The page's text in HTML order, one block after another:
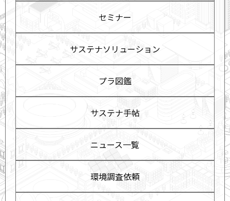
セミナー
サステナソリューション
プラ図鑑
サステナ手帖
ニュース一覧
環境調査依頼